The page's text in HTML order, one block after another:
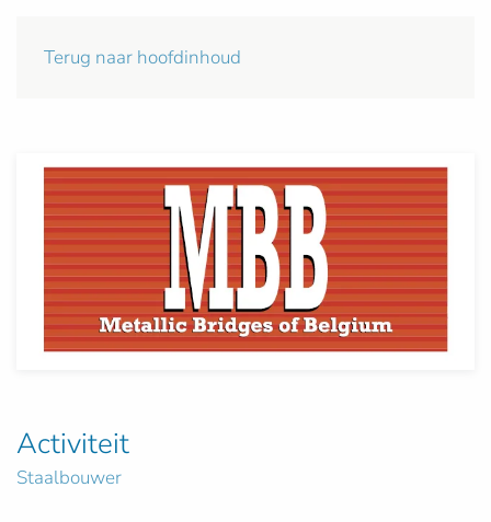
Terug naar hoofdinhoud
Activiteit
Staalbouwer